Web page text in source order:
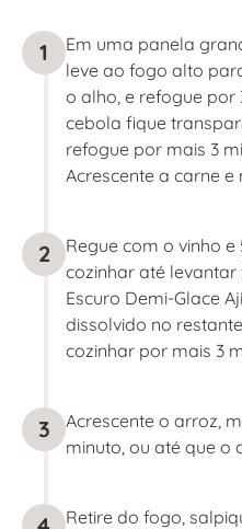
1
Em uma panela
leve ao fogo alto
o alho, e refogue por
cebola fique
refogue por mais 3
Acrescente a carne e
2
Regue com o vinho
cozinhar até
Escuro Demi-Glace
dissolvido no
cozinhar por mais 3
3
Acrescente o arroz,
minuto, ou até que o
Retire do fogo,